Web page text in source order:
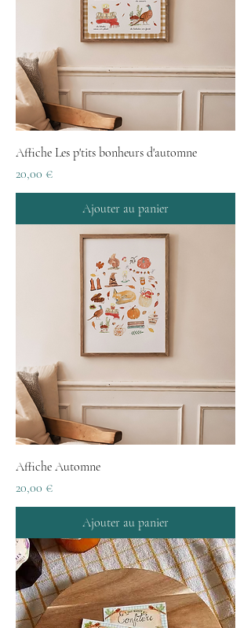
Affiche Les p'tits bonheurs d'automne
Prix
20,00 €
Ajouter au panier
Affiche Automne
Prix
20,00 €
Ajouter au panier